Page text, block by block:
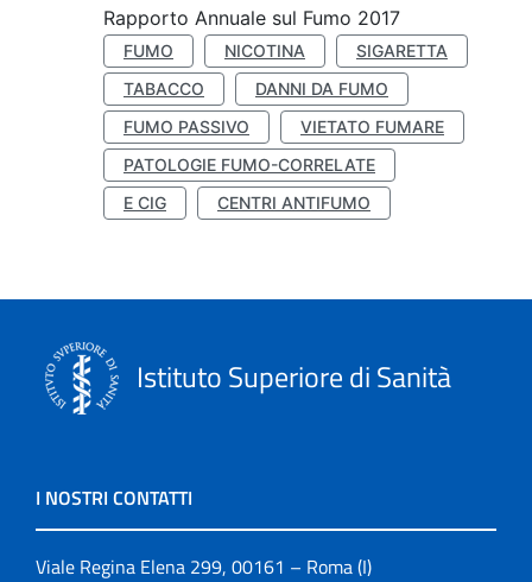
Rapporto Annuale sul Fumo 2017
FUMO NICOTINA
SIGARETTA
TABACCO
DANNI DA FUMO
FUMO PASSIVO
VIETATO FUMARE
PATOLOGIE FUMO-CORRELATE
E CIG
CENTRI ANTIFUMO
Istituto Superiore di Sanità
I NOSTRI CONTATTI
Viale Regina Elena 299, 00161 – Roma (I)